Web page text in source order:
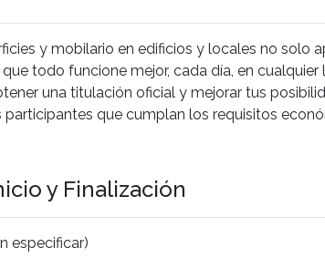
y mobilario en edificios y locales no solo
todo funcione mejor, cada día, en cualquier
una titulación oficial y mejorar tus
que cumplan los requisitos
y Finalización
especificar)